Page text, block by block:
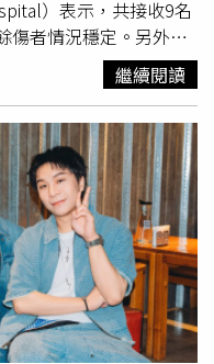
「曲老師竟然又猜中
瑞（右2），以及（左
，在節目上透過藝術解
提供）
）表示，共接收9名
傷者情況穩定。另外還
Odessa Medical Center
Lori Blong）對事件表
痛心，並感謝執法人員
，警方於當地時間上午
開應變。警方表示，槍
態。根據《美聯社》報
之後一路延伸至另一區
特警隊（SWAT）及多
特定區域內。在事件獲
宣布，這起主動槍擊事
截至目前為止，警方尚
訊。案發現場附近一家
繼續閱讀